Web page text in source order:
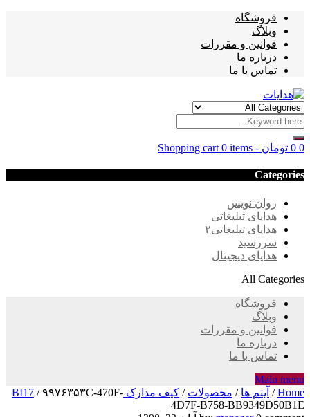
فروشگاه
وبلاگ
قوانین و مقررات
درباره ما
تماس با ما
Shopping cart 0 items - 0 تومان 0
Categories
روان نویس
هدایای تبلیغاتی
هدایای تبلیغاتی۲
سررسید
هدایای دیجیتال
All Categories
فروشگاه
وبلاگ
قوانین و مقررات
درباره ما
تماس با ما
Main menu
Home
/ آیتم ها / محصولات / کیف مدارک BI17 / ۹۹۷۶۳۵۳C-470F-
4D7F-B758-BB9349D50B1E